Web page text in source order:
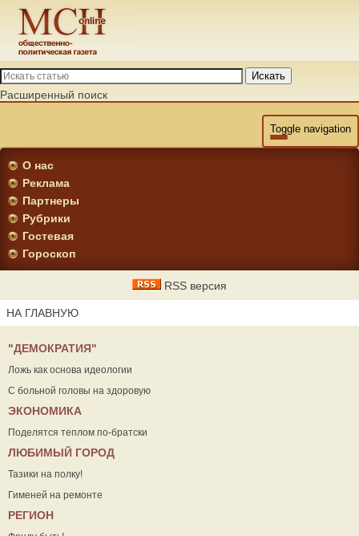
Искать
Расширенный поиск
Toggle navigation
О нас
Реклама
Партнеры
Рубрики
Гостевая
Гороскоп
RSS версия
НА ГЛАВНУЮ
"ДЕМОКРАТИЯ"
Ложь как основа идеологии
С больной головы на здоровую
ЭКОНОМИКА
Поделятся теплом по-братски
ЛЮБИМЫЙ ГОРОД
Тазики на полку!
Гименей на ремонте
РЕГИОН